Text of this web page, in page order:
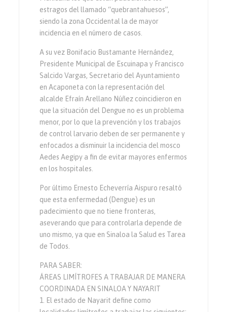
estragos del llamado “quebrantahuesos”,
siendo la zona Occidental la de mayor
incidencia en el número de casos.
A su vez Bonifacio Bustamante Hernández,
Presidente Municipal de Escuinapa y Francisco
Salcido Vargas, Secretario del Ayuntamiento
en Acaponeta con la representación del
alcalde Efraín Arellano Núñez coincidieron en
que la situación del Dengue no es un problema
menor, por lo que la prevención y los trabajos
de control larvario deben de ser permanente y
enfocados a disminuir la incidencia del mosco
Aedes Aegipy a fin de evitar mayores enfermos
en los hospitales.
Por último Ernesto Echeverría Aispuro resaltó
que esta enfermedad (Dengue) es un
padecimiento que no tiene fronteras,
aseverando que para controlarla depende de
uno mismo, ya que en Sinaloa la Salud es Tarea
de Todos.
PARA SABER:
ÁREAS LIMÍTROFES A TRABAJAR DE MANERA
COORDINADA EN SINALOA Y NAYARIT
1. El estado de Nayarit define como